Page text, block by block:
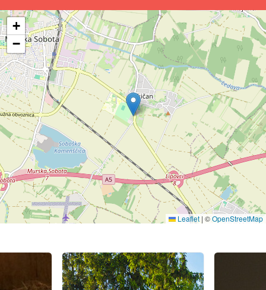
+
−
Leaflet | ©OpenStreetMap